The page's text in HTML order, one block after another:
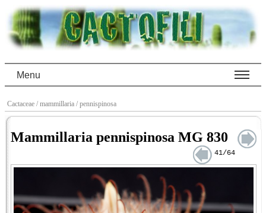
Menu
Cactaceae / mammillaria / pennispinosa
Mammillaria pennispinosa MG 830
41/64